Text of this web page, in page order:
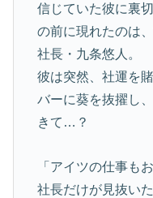
信じていた彼に裏
の前に現れたのは
社長・九条悠人。
彼は突然、社運を
バーに葵を抜擢し
きて…？
「アイツの仕事も
社長だけが見抜い